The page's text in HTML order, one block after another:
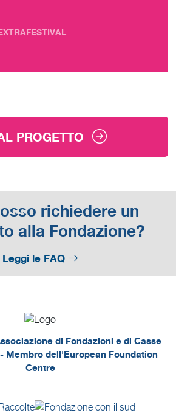
PROGETTO
richiedere un
alla Fondazione?
Leggi le FAQ
di Fondazioni e di Casse
Membro dell'European Foundation
Centre